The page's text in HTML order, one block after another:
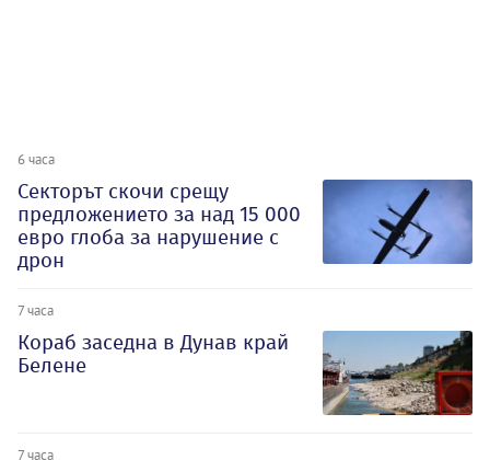
6 часа
Секторът скочи срещу
предложението за над 15 000
евро глоба за нарушение с
дрон
7 часа
Кораб заседна в Дунав край
Белене
7 часа